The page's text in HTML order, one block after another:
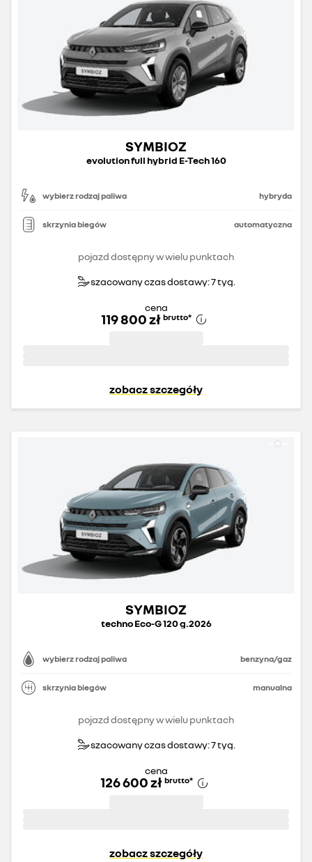
SYMBIOZ
evolution full hybrid E-Tech 160
wybierz rodzaj paliwa hybryda
skrzynia biegów automatyczna
pojazd dostępny w wielu punktach
szacowany czas dostawy: 7 tyg.
cena
119 800 zł brutto*
zobacz szczegóły
SYMBIOZ
techno Eco-G 120 g.2026
wybierz rodzaj paliwa benzyna/gaz
skrzynia biegów manualna
pojazd dostępny w wielu punktach
szacowany czas dostawy: 7 tyg.
cena
126 600 zł brutto*
zobacz szczegóły